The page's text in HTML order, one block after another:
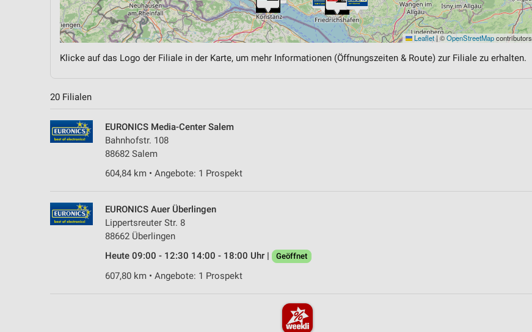
Leaflet |©OpenStreetMapcontributors
Klicke auf das Logo der Filiale in der Karte, um mehr Informationen (Öffnungszeiten & Route) zur Filiale zu erhalten.
20 Filialen
EURONICS Media-Center Salem
Bahnhofstr. 108
88682 Salem
604,84 km • Angebote: 1 Prospekt
EURONICS Auer Überlingen
Lippertsreuter Str. 8
88662 Überlingen
Heute 09:00 - 12:30 14:00 - 18:00 Uhr |
Geöffnet
607,80 km • Angebote: 1 Prospekt